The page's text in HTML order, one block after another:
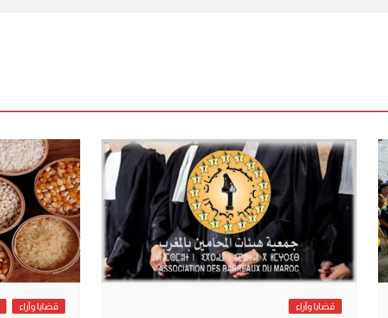
قضايا وآراء قضايا وآراء